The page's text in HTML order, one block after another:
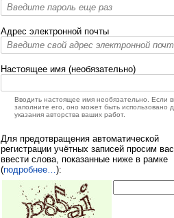
Адрес электронной почты
Настоящее имя (необязательно)
Вводить настоящее имя необязательно. Если
заполните его, оно может быть использовано
указания авторства ваших работ.
Для предотвращения автоматической
регистрации учётных записей просим вас
ввести слова, показанные ниже в рамке
(подробнее… ):